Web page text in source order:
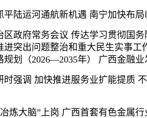
平陆运河通航新机遇 南宁加快布
区政府常务会议 传达学习贯彻国
进突出问题整治和重大民生实事工
规划（2026—2035年） 广西金融业
时强调 加快推进服务业扩能提质
炼大脑”上岗 广西首套有色金属